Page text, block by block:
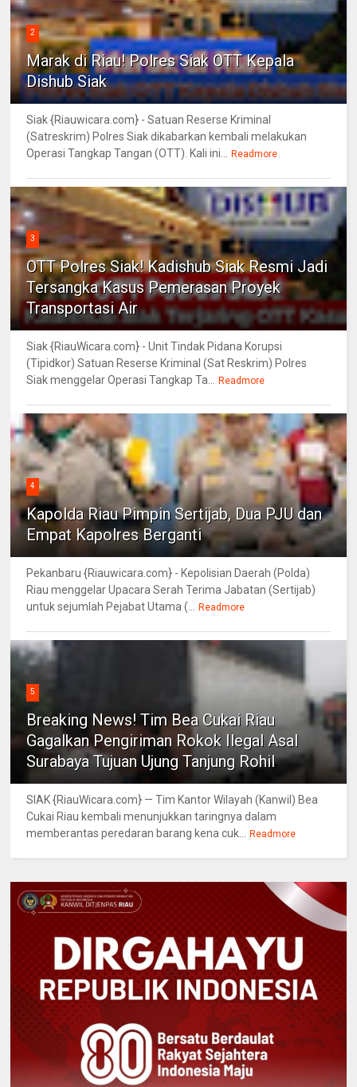
2
Marak di Riau! Polres Siak OTT Kepala
Dishub Siak
Siak {Riauwicara.com} - Satuan Reserse Kriminal
(Satreskrim) Polres Siak dikabarkan kembali melakukan
Operasi Tangkap Tangan (OTT). Kali ini...
Readmore
3
OTT Polres Siak! Kadishub Siak Resmi Jadi
Tersangka Kasus Pemerasan Proyek
Transportasi Air
Siak {RiauWicara.com} - Unit Tindak Pidana Korupsi
(Tipidkor) Satuan Reserse Kriminal (Sat Reskrim) Polres
Siak menggelar Operasi Tangkap Ta...
Readmore
4
Kapolda Riau Pimpin Sertijab, Dua PJU dan
Empat Kapolres Berganti
Pekanbaru {Riauwicara.com} - Kepolisian Daerah (Polda)
Riau menggelar Upacara Serah Terima Jabatan (Sertijab)
untuk sejumlah Pejabat Utama (...
Readmore
5
Breaking News! Tim Bea Cukai Riau
Gagalkan Pengiriman Rokok Ilegal Asal
Surabaya Tujuan Ujung Tanjung Rohil
SIAK {RiauWicara.com} — Tim Kantor Wilayah (Kanwil) Bea
Cukai Riau kembali menunjukkan taringnya dalam
memberantas peredaran barang kena cuk...
Readmore